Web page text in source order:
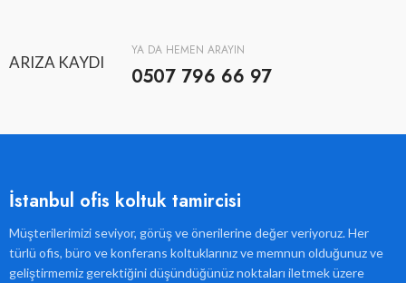
ARIZA KAYDI
YA DA HEMEN ARAYIN
0507 796 66 97
İstanbul ofis koltuk tamircisi
Müşterilerimizi seviyor, görüş ve önerilerine değer veriyoruz. Her
türlü ofis, büro ve konferans koltuklarınız ve memnun olduğunuz ve
geliştirmemiz gerektiğini düşündüğünüz noktaları iletmek üzere